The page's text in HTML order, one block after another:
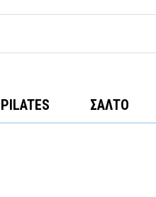
PILATES ΣΑΛΤΟ